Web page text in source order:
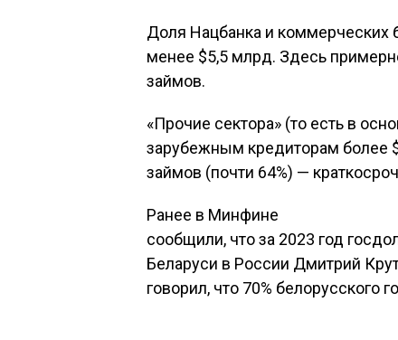
Доля Нацбанка и
менее $5,5 млрд. Здесь
займов.
«Прочие сектора» (то есть в
зарубежным кредиторам более
займов (почти 64%) —
Ранее в Минфине
сообщили, что за 2023 год
Беларуси в России Дмитрий
говорил, что 70% белорусского